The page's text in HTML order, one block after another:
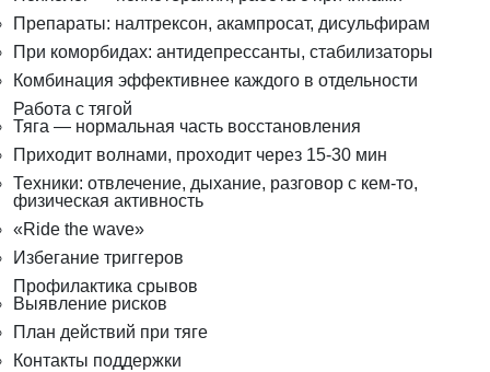
Препараты: налтрексон, акампросат, дисульфирам
При коморбидах: антидепрессанты, стабилизаторы
Комбинация эффективнее каждого в отдельности
Работа с тягой
Тяга — нормальная часть восстановления
Приходит волнами, проходит через 15-30 мин
Техники: отвлечение, дыхание, разговор с кем-то,
физическая активность
«Ride the wave»
Избегание триггеров
Профилактика срывов
Выявление рисков
План действий при тяге
Контакты поддержки